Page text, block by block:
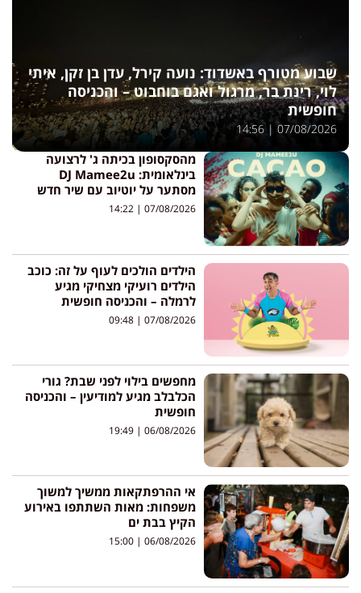
שבוע מטורף באשדוד: נועה קירל, עדן בן זקן, איתי
לוי, רינת בר, מרגול ואגם בוחבוט – והכניסה
חופשית
07/08/2026
14:56
מהסקסופון בכיתה ג' לרצועה
בינלאומית: DJ Mamee2u
מסתער על יוטיוב עם שיר חדש
07/08/2026
הילדים הולכים לעוף על זה: כוכב
הילדים רועיקי מצחיקי מגיע
לרמלה – והכניסה חופשית
07/08/2026
מחפשים בילוי לפני שבת? גורי
הכלבלב מגיע למודיעין – והכניסה
חופשית
06/08/2026
אי ההרפתקאות ממשיך למשוך
משפחות: מאות השתתפו באירוע
הקיץ בבת ים
06/08/2026